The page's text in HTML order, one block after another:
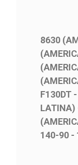
8630
F130DT
LATINA)
140-90 -